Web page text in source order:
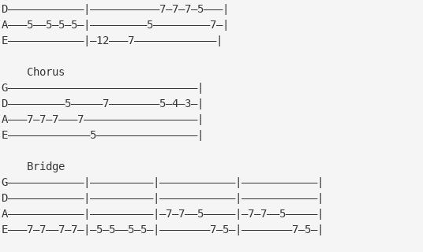
D————————————|———————————7—7—7—5———|
A———5——5—5—5—|—————————5—————————7—|
E————————————|—12———7—————————————|
    Chorus
G——————————————————————————————|
D—————————5—————7————————5—4—3—|
A———7—7—7———7——————————————————|
E—————————————5————————————————|
    Bridge
G————————————|——————————|————————————|————————————|
D————————————|——————————|————————————|————————————|
A————————————|——————————|—7—7——5—————|—7—7——5—————|
E———7—7——7—7—|—5—5——5—5—|————————7—5—|————————7—5—|